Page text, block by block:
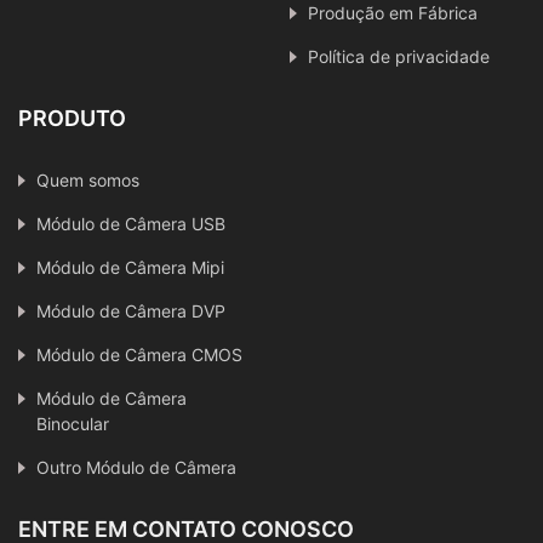
Produção em Fábrica
Política de privacidade
PRODUTO
Quem somos
Módulo de Câmera USB
Módulo de Câmera Mipi
Módulo de Câmera DVP
Módulo de Câmera CMOS
Módulo de Câmera
Binocular
Outro Módulo de Câmera
ENTRE EM CONTATO CONOSCO